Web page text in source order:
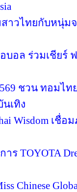
าวไทยกับหนุ่ม
บอล ร่วมเชียร์
ชวน ทอมไ
เทิง
Wisdom เ
TOYOTA
Chinese